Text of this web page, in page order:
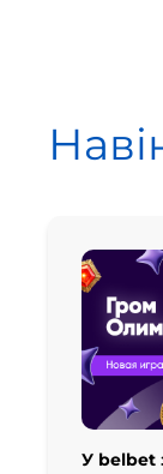
У belbet